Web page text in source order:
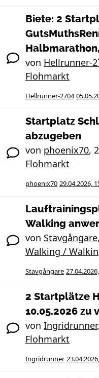
Biete: 2
von Hellrunner-
Flohmarkt
Hellrunner-2704
Startplatz
abzugeben
von phoenix70,
Flohmarkt
phoenix70 29.04.2026,
Walking
von Stavgångare,
Walking /
Stavgångare
2 Startplätze
10.05.2026 zu
von Ingridrunner,
Flohmarkt
Ingridrunner